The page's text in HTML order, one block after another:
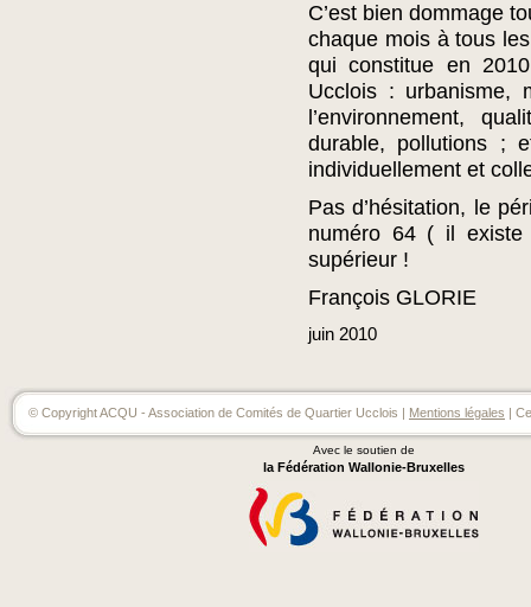
C’est bien dommage
chaque mois à tous
qui constitue en
Ucclois : urbanisme,
l’environnement,
durable, pollutions ;
individuellement et
Pas d’hésitation, le
numéro 64 ( il existe
supérieur !
François GLORIE
juin 2010
© Copyright ACQU - Association de Comités de Quartier Ucclois | Mentions légales |
Avec le soutien de
la Fédération Wallonie-Bruxelles